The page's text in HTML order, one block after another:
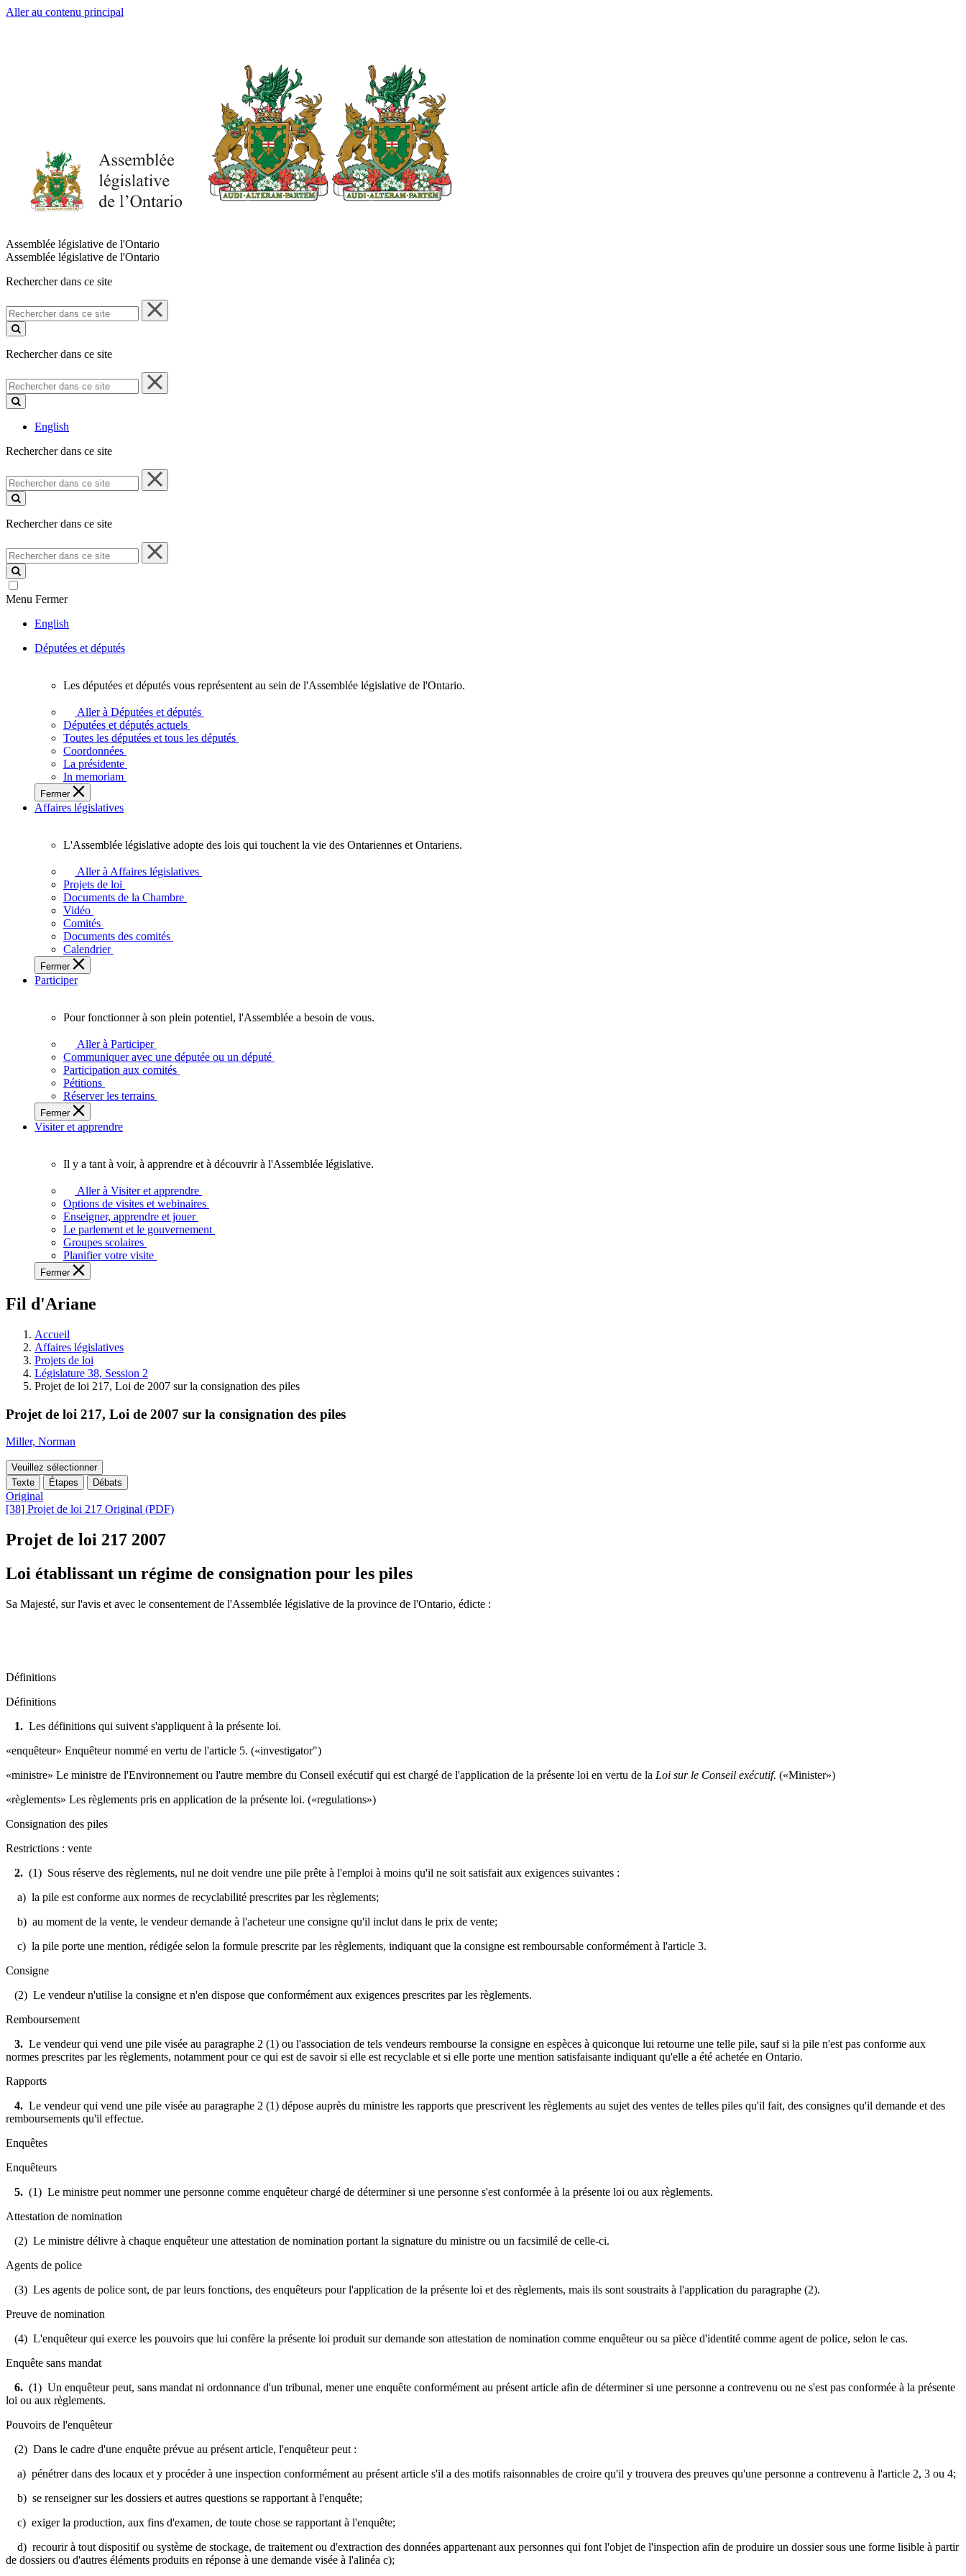
Aller au contenu principal
Assemblée législative de l'Ontario
Assemblée législative de l'Ontario
Rechercher dans ce site
Rechercher
dans
ce
Rechercher dans ce site
Rechercher
dans
ce
English
Rechercher dans ce site
Rechercher
dans
ce
Rechercher dans ce site
Rechercher
dans
ce
site
Menu Fermer
English
Députées et députés
députées
députés
vous
représentent
sein
de
l'Assemblée
l'Ontario.
Les députées et députés vous représentent au sein de l'Assemblée législative de l'Ontario.
Aller à Députées et députés
Députées et députés actuels
Toutes les députées et tous les députés
Coordonnées
La présidente
In memoriam
Fermer
Affaires législatives
législative
adopte
touchent
vie
des
Ontariennes
Ontariens.
L'Assemblée législative adopte des lois qui touchent la vie des Ontariennes et Ontariens.
Aller à Affaires législatives
Projets de loi
Documents de la Chambre
Vidéo
Comités
Documents des comités
Calendrier
Fermer
Participer
fonctionner
plein
potentiel,
l'Assemblée
a
besoin
Pour fonctionner à son plein potentiel, l'Assemblée a besoin de vous.
Aller à Participer
Communiquer avec une députée ou un député
Participation aux comités
Pétitions
Réserver les terrains
Fermer
Visiter et apprendre
voir,
apprendre
et
découvrir
l'Assemblée
législative.
Il y a tant à voir, à apprendre et à découvrir à l'Assemblée législative.
Aller à Visiter et apprendre
Options de visites et webinaires
Enseigner, apprendre et jouer
Le parlement et le gouvernement
Groupes scolaires
Planifier votre visite
Fermer
Fil d'Ariane
Accueil
Affaires législatives
Projets de loi
Législature 38, Session 2
Projet de loi 217, Loi de 2007 sur la consignation des piles
Projet de loi 217, Loi de 2007 sur la consignation des piles
Miller, Norman
Veuillez sélectionner
Texte
Étapes Débats
Original
[38] Projet de loi 217 Original (PDF)
Projet de loi 217 2007
Loi établissant un régime de consignation pour les piles
Sa Majesté, sur l'avis et avec le consentement de l'Assemblée législative de la province de l'Ontario, édicte :
Définitions
Définitions
1. Les définitions qui suivent s'appliquent à la présente loi.
«enquêteur» Enquêteur nommé en vertu de l'article 5. («investigator")
«ministre» Le ministre de l'Environnement ou l'autre membre du Conseil exécutif qui est chargé de l'application de la présente loi en vertu de la Loi sur le Conseil exécutif. («Minister»)
«règlements» Les règlements pris en application de la présente loi. («regulations»)
Consignation des piles
Restrictions : vente
2. (1) Sous réserve des règlements, nul ne doit vendre une pile prête à l'emploi à moins qu'il ne soit satisfait aux exigences suivantes :
a) la pile est conforme aux normes de recyclabilité prescrites par les règlements;
b) au moment de la vente, le vendeur demande à l'acheteur une consigne qu'il inclut dans le prix de vente;
c) la pile porte une mention, rédigée selon la formule prescrite par les règlements, indiquant que la consigne est remboursable conformément à l'article 3.
Consigne
(2) Le vendeur n'utilise la consigne et n'en dispose que conformément aux exigences prescrites par les règlements.
Remboursement
3. Le vendeur qui vend une pile visée au paragraphe 2 (1) ou l'association de tels vendeurs rembourse la consigne en espèces à quiconque lui retourne une telle pile, sauf si la pile n'est pas conforme aux
normes prescrites par les règlements, notamment pour ce qui est de savoir si elle est recyclable et si elle porte une mention satisfaisante indiquant qu'elle a été achetée en Ontario.
Rapports
4. Le vendeur qui vend une pile visée au paragraphe 2 (1) dépose auprès du ministre les rapports que prescrivent les règlements au sujet des ventes de telles piles qu'il fait, des consignes qu'il demande et des
remboursements qu'il effectue.
Enquêtes
Enquêteurs
5. (1) Le ministre peut nommer une personne comme enquêteur chargé de déterminer si une personne s'est conformée à la présente loi ou aux règlements.
Attestation de nomination
(2) Le ministre délivre à chaque enquêteur une attestation de nomination portant la signature du ministre ou un facsimilé de celle-ci.
Agents de police
(3) Les agents de police sont, de par leurs fonctions, des enquêteurs pour l'application de la présente loi et des règlements, mais ils sont soustraits à l'application du paragraphe (2).
Preuve de nomination
(4) L'enquêteur qui exerce les pouvoirs que lui confère la présente loi produit sur demande son attestation de nomination comme enquêteur ou sa pièce d'identité comme agent de police, selon le cas.
Enquête sans mandat
6. (1) Un enquêteur peut, sans mandat ni ordonnance d'un tribunal, mener une enquête conformément au présent article afin de déterminer si une personne a contrevenu ou ne s'est pas conformée à la présente
loi ou aux règlements.
Pouvoirs de l'enquêteur
(2) Dans le cadre d'une enquête prévue au présent article, l'enquêteur peut :
a) pénétrer dans des locaux et y procéder à une inspection conformément au présent article s'il a des motifs raisonnables de croire qu'il y trouvera des preuves qu'une personne a contrevenu à l'article 2, 3 ou 4;
b) se renseigner sur les dossiers et autres questions se rapportant à l'enquête;
c) exiger la production, aux fins d'examen, de toute chose se rapportant à l'enquête;
d) recourir à tout dispositif ou système de stockage, de traitement ou d'extraction des données appartenant aux personnes qui font l'objet de l'inspection afin de produire un dossier sous une forme lisible à partir
de dossiers ou d'autres éléments produits en réponse à une demande visée à l'alinéa c);